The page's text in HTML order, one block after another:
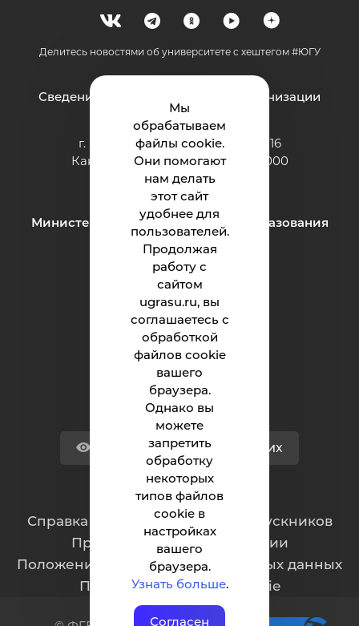
Мы
обрабатываем
файлы cookie.
Они помогают
нам делать
этот сайт
удобнее для
пользователей.
Продолжая
работу с
сайтом
ugrasu.ru, вы
соглашаетесь с
обработкой
файлов cookie
вашего
браузера.
Однако вы
можете
запретить
обработку
некоторых
типов файлов
cookie в
настройках
вашего
браузера.
Узнать больше.
Согласен
Делитесь новостями об университете с хештегом #ЮГУ
Сведения об образовательной организации
г. Ханты-Мансийск, ул. Чехова, 16
Канцелярия: тел.: +7 (3467) 377-000
e-mail:ugrasu@ugrasu.ru
Министерство науки и высшего образования
Российской Федерации
Университет
Поступающему
Студенту
Сотруднику
Версия для слабовидящих
Обращения граждан
Cправка для отчисленных и выпускников
Противодействие коррупции
Положение о защите персональных данных
Политика обработки cookie